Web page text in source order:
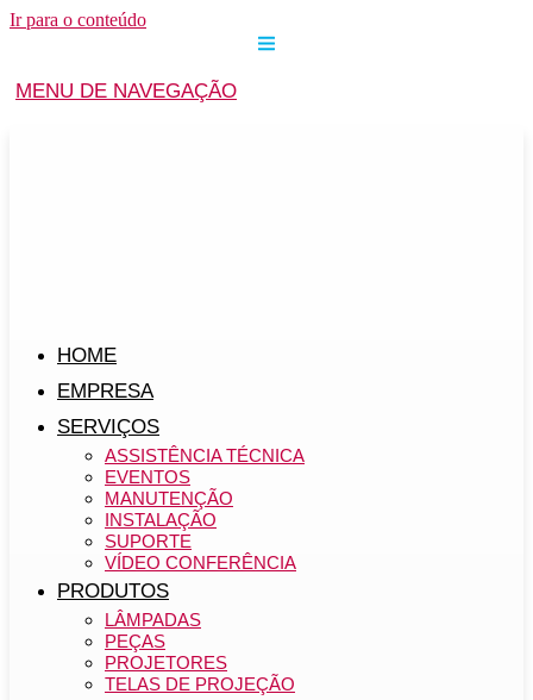
Ir para o conteúdo
MENU DE NAVEGAÇÃO
HOME
EMPRESA
SERVIÇOS
ASSISTÊNCIA TÉCNICA
EVENTOS
MANUTENÇÃO
INSTALAÇÃO
SUPORTE
VÍDEO CONFERÊNCIA
PRODUTOS
LÂMPADAS
PEÇAS
PROJETORES
TELAS DE PROJEÇÃO